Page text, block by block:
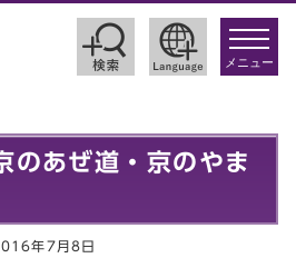
toggle
メニュー
あぜ道・京のやま
年7月8日